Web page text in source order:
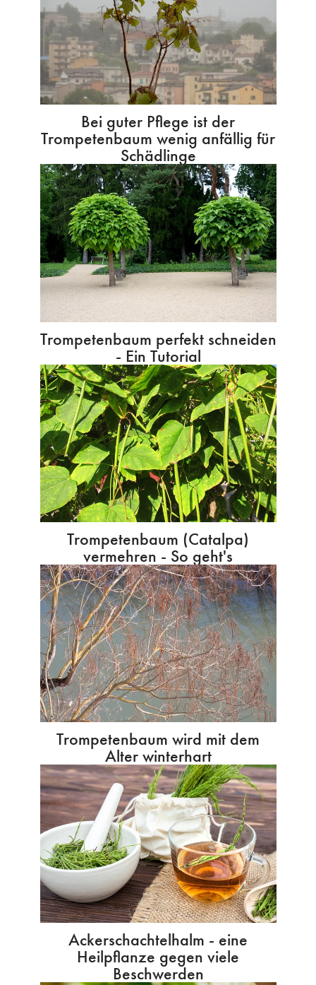
Bei guter Pflege ist der
Trompetenbaum wenig anfällig für
Schädlinge
Trompetenbaum perfekt schneiden
- Ein Tutorial
Trompetenbaum (Catalpa)
vermehren - So geht's
Trompetenbaum wird mit dem
Alter winterhart
Ackerschachtelhalm - eine
Heilpflanze gegen viele
Beschwerden